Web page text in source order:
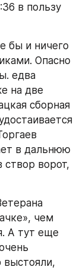
в пользу
бы и ничего
Опасно
едва
на две
сборная
в дальнюю
створ ворот,
чем
А тут еще
выстояли,